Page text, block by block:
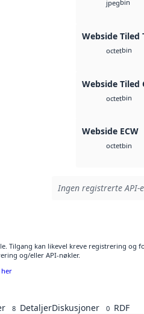
jpegbin
Webside Tiled
octetbin
Webside Tiled
octetbin
Webside ECW
octetbin
Ingen registrerte
Tilgang kan likevel kreve registrering og
og/eller API-nøkler.
her
8 DetaljerDiskusjoner 0 RDF